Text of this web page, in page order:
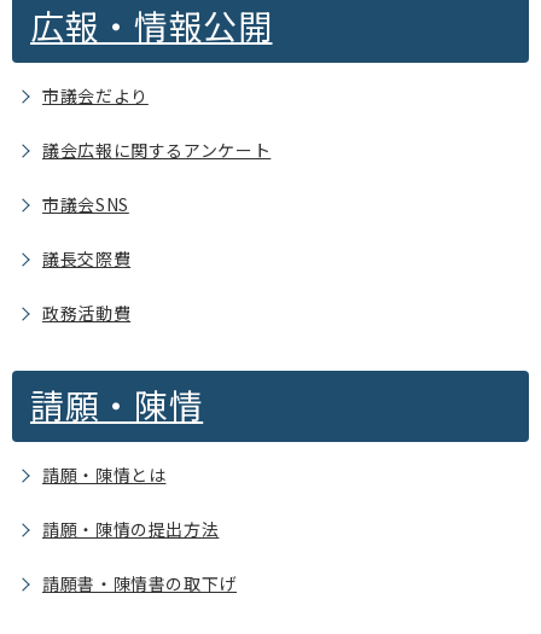
広報・情報公開
市議会だより
議会広報に関するアンケート
市議会SNS
議長交際費
政務活動費
請願・陳情
請願・陳情とは
請願・陳情の提出方法
請願書・陳情書の取下げ